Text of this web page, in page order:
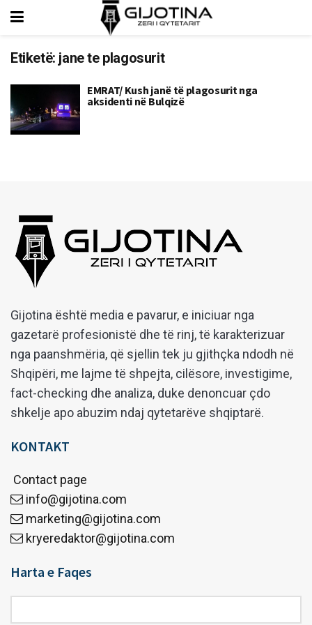
Etiketë: jane te plagosurit
EMRAT/ Kush janë të plagosurit nga
aksidenti në Bulqizë
Gijotina është media e pavarur, e iniciuar nga
gazetarë profesionistë dhe të rinj, të karakterizuar
nga paanshmëria, që sjellin tek ju gjithçka ndodh në
Shqipëri, me lajme të shpejta, cilësore, investigime,
fact-checking dhe analiza, duke denoncuar çdo
shkelje apo abuzim ndaj qytetarëve shqiptarë.
KONTAKT
Contact page
info@gijotina.com
marketing@gijotina.com
kryeredaktor@gijotina.com
Harta e Faqes